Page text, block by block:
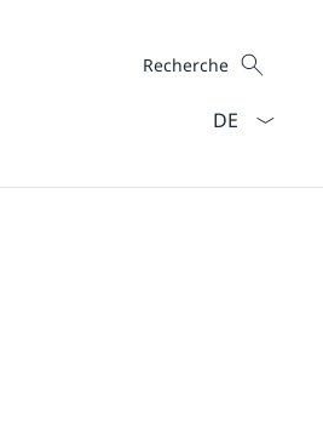
Recherche
Recherche